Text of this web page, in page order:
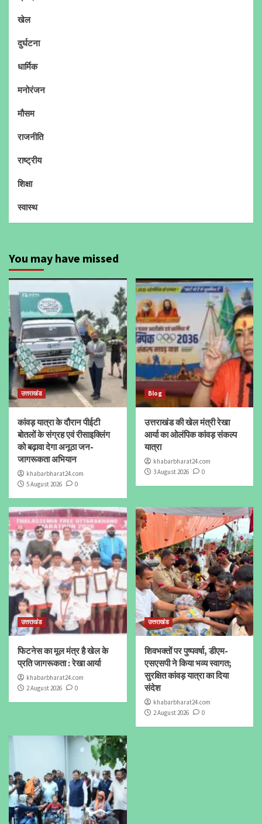
खेल
दुर्घटना
धार्मिक
मनोरंजन
मौसम
राजनीति
राष्ट्रीय
शिक्षा
स्वास्थ
You may have missed
उत्तराखंड
कांवड़ यात्रा के दौरान पीईटी
बोतलों के संग्रह एवं रीसाइक्लिंग
को बढ़ावा देगा अनूठा जन-
जागरूकता अभियान
khabarbharat24.com
5 August 2026
0
Blog
उत्तराखंड की खेल मंत्री रेखा
आर्या का ओलंपिक कांवड़ संकल्प
यात्रा
khabarbharat24.com
3 August 2026
0
उत्तराखंड
फिटनेस का मूल मंत्र है खेल के
प्रति जागरूकता : रेखा आर्या
khabarbharat24.com
2 August 2026
0
उत्तराखंड
शिवभक्तों पर पुष्पवर्षा, डीएम-
एसएसपी ने किया भव्य स्वागत;
सुरक्षित कांवड़ यात्रा का दिया
संदेश
khabarbharat24.com
2 August 2026
0